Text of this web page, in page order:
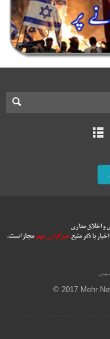
© 2017 Mehr